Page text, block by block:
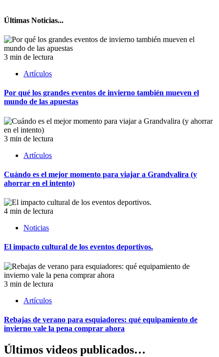
Últimas Noticias...
3 min de lectura
Artículos
Por qué los grandes eventos de invierno también mueven el
mundo de las apuestas
3 min de lectura
Artículos
Cuándo es el mejor momento para viajar a Grandvalira (y
ahorrar en el intento)
4 min de lectura
Noticias
El impacto cultural de los eventos deportivos.
3 min de lectura
Artículos
Rebajas de verano para esquiadores: qué equipamiento de
invierno vale la pena comprar ahora
Últimos videos publicados…